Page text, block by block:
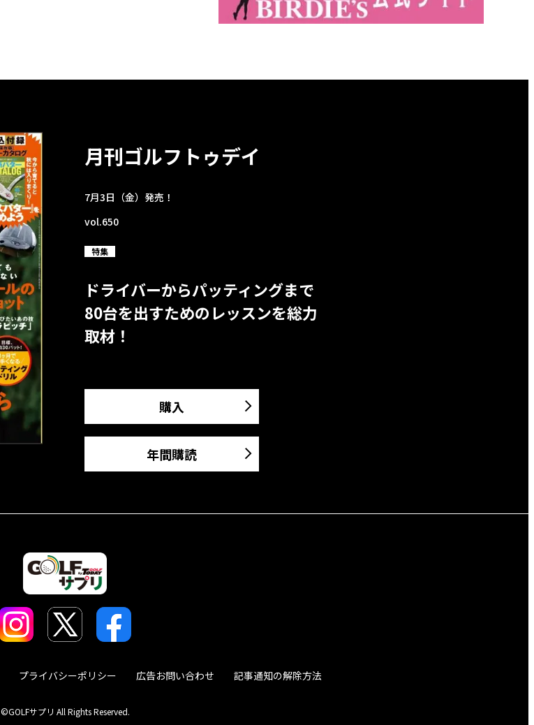
月刊ゴルフトゥデイ
7月3日（金）発売！
vol.650
特集
ドライバーからパッティングまで
80台を出すためのレッスンを総力
取材！
購入
年間購読
プライバシーポリシー 広告お問い合わせ 記事通知の解除方法
©GOLFサプリ All Rights Reserved.